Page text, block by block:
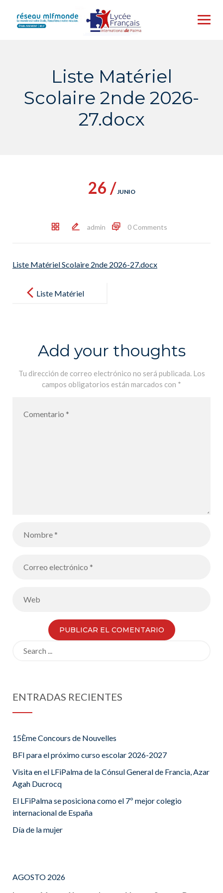
content
Liste Matériel
Scolaire 2nde 2026-
27.docx
26 /JUNIO
admin 0 Comments
Liste Matériel Scolaire 2nde 2026-27.docx
navigationListe Matériel
Add your thoughts
Tu dirección de correo electrónico no será publicada. Los
campos obligatorios están marcados con *
ENTRADAS RECIENTES
15Ème Concours de Nouvelles
BFI para el próximo curso escolar 2026-2027
Visita en el LFiPalma de la Cónsul General de Francia, Azar
Agah Ducrocq
El LFiPalma se posiciona como el 7º mejor colegio
internacional de España
Día de la mujer
AGOSTO 2026